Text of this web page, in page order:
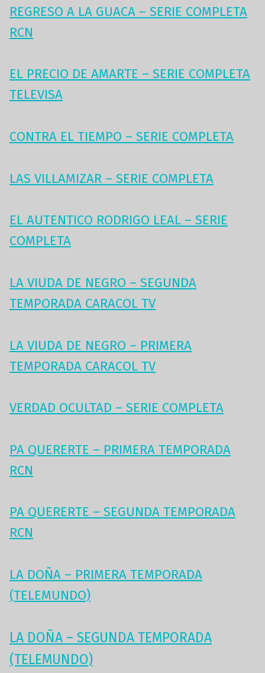
REGRESO A LA GUACA – SERIE COMPLETA
RCN
EL PRECIO DE AMARTE – SERIE COMPLETA
TELEVISA
CONTRA EL TIEMPO – SERIE COMPLETA
LAS VILLAMIZAR – SERIE COMPLETA
EL AUTENTICO RODRIGO LEAL – SERIE
COMPLETA
LA VIUDA DE NEGRO – SEGUNDA
TEMPORADA CARACOL TV
LA VIUDA DE NEGRO – PRIMERA
TEMPORADA CARACOL TV
VERDAD OCULTAD – SERIE COMPLETA
PA QUERERTE – PRIMERA TEMPORADA
RCN
PA QUERERTE – SEGUNDA TEMPORADA
RCN
LA DOÑA – PRIMERA TEMPORADA
(TELEMUNDO)
LA DOÑA – SEGUNDA TEMPORADA
(TELEMUNDO)